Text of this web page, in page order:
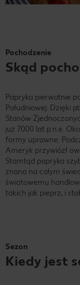
Pochodzenie
Skąd
Papryka pierwotnie
Południowej. Dzięki
Stanów
już 7000 lat p.n.e.
formy uprawne.
Ameryk przywiózł
Stamtąd papryka
znana na całym
światowemu
takich jak pieprz, i
Sezon
Kiedy jest